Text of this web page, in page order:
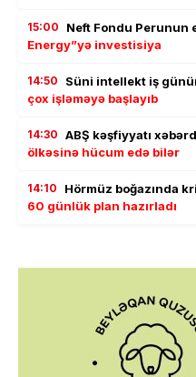
15:00 Neft Fondu Perunun
Energy”yə investisiya
14:50 Süni intellekt iş
çox işləməyə başlayıb
14:30 ABŞ kəşfiyyatı
ölkəsinə hücum edə bilər
14:10 Hörmüz boğazında
60 günlük plan hazırladı